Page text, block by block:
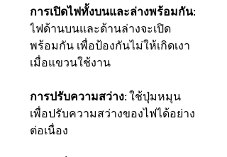
การเปิดไฟทั้งบนและล่างพร้อมกัน:
ไฟด้านบนและด้านล่างจะเปิด
พร้อมกัน เพื่อป้องกันไม่ให้เกิดเงา
เมื่อแขวนใช้งาน
การปรับความสว่าง: ใช้ปุ่มหมุน
เพื่อปรับความสว่างของไฟได้อย่าง
ต่อเนื่อง